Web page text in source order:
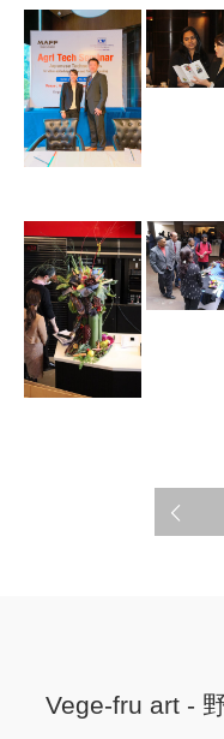
Vege-fru art -